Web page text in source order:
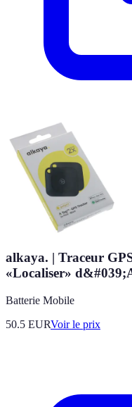
alkaya. | Traceur
«Localiser»
Batterie Mobile
50.5 EURVoir le prix